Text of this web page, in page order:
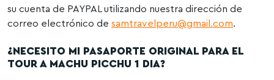
su cuenta de PAYPAL utilizando nuestra dirección de
correo electrónico de samtravelperu@gmail.com.
¿NECESITO MI PASAPORTE ORIGINAL PARA EL
TOUR A MACHU PICCHU 1 DIA?